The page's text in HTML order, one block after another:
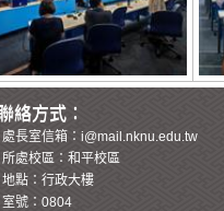
絡方式：
處長室信箱：i@mail.nknu.edu.tw
所處校區：和平校區
地點：行政大樓
室號：0804